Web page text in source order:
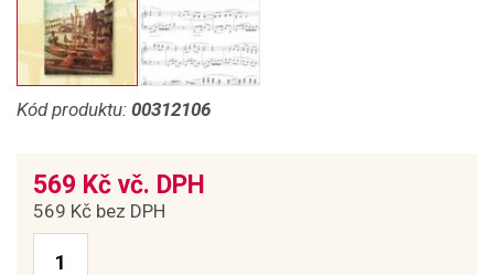
Kód produktu: 00312106
569 Kč vč. DPH
569 Kč bez DPH